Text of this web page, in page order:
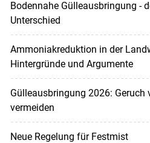
Bodennahe Gülleausbringung -
Unterschied
Ammoniakreduktion in der
Hintergründe und Argumente
Gülleausbringung 2026: Geruch
vermeiden
Neue Regelung für Festmist